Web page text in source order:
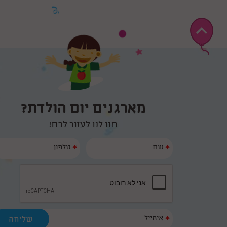
מארגנים יום הולדת?
תנו לנו לעזור לכם!
*
*
*